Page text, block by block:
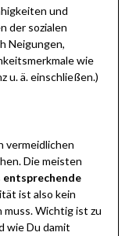
und
der sozialen
Neigungen,
wie
u. ä. einschließen.)
vermeidlichen
Die meisten
entsprechende
ist also kein
Wichtig ist zu
wie Du damit